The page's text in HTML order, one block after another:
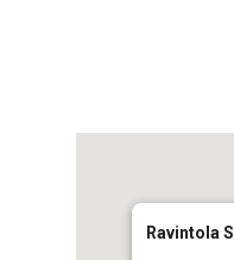
Ravintola